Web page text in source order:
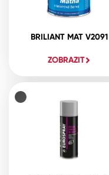
BRILIANT MAT V2091
ZOBRAZIT